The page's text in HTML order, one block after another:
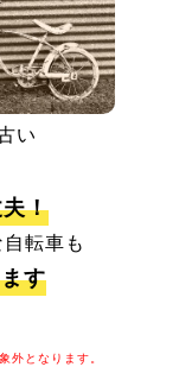
い
！
転車も
す
外となります。